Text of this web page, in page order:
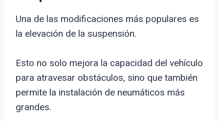
Una de las modificaciones más populares es
la elevación de la suspensión.
Esto no solo mejora la capacidad del vehículo
para atravesar obstáculos, sino que también
permite la instalación de neumáticos más
grandes.